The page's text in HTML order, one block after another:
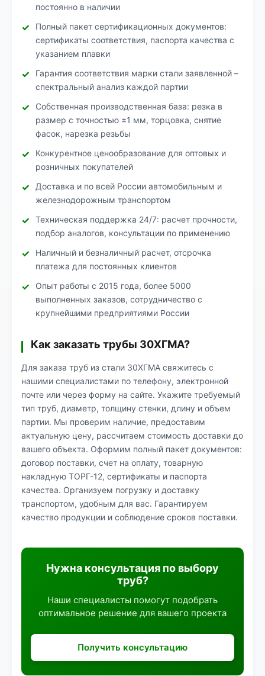
постоянно в наличии
Полный пакет сертификационных документов:
сертификаты соответствия, паспорта качества с
указанием плавки
Гарантия соответствия марки стали заявленной –
спектральный анализ каждой партии
Собственная производственная база: резка в
размер с точностью ±1 мм, торцовка, снятие
фасок, нарезка резьбы
Конкурентное ценообразование для оптовых и
розничных покупателей
Доставка и по всей России автомобильным и
железнодорожным транспортом
Техническая поддержка 24/7: расчет прочности,
подбор аналогов, консультации по применению
Наличный и безналичный расчет, отсрочка
платежа для постоянных клиентов
Опыт работы с 2015 года, более 5000
выполненных заказов, сотрудничество с
крупнейшими предприятиями России
Как заказать трубы 30ХГМА?
Для заказа труб из стали 30ХГМА свяжитесь с
нашими специалистами по телефону, электронной
почте или через форму на сайте. Укажите требуемый
тип труб, диаметр, толщину стенки, длину и объем
партии. Мы проверим наличие, предоставим
актуальную цену, рассчитаем стоимость доставки до
вашего объекта. Оформим полный пакет документов:
договор поставки, счет на оплату, товарную
накладную ТОРГ-12, сертификаты и паспорта
качества. Организуем погрузку и доставку
транспортом, удобным для вас. Гарантируем
качество продукции и соблюдение сроков поставки.
Нужна консультация по выбору
труб?
Наши специалисты помогут подобрать
оптимальное решение для вашего проекта
Получить консультацию